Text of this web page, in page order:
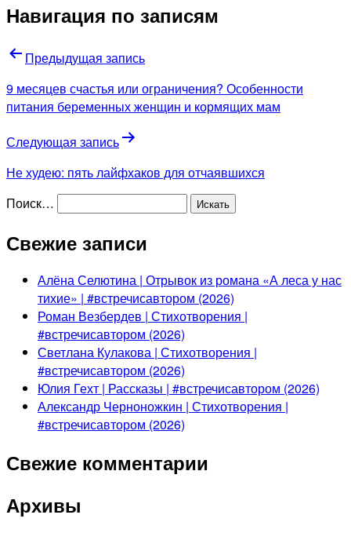
Навигация по записям
Предыдущая запись
9 месяцев счастья или ограничения? Особенности
питания беременных женщин и кормящих мам
Следующая запись
Не худею: пять лайфхаков для отчаявшихся
Поиск…
Свежие записи
Алёна Селютина | Отрывок из романа «А леса у нас
тихие» | #встречисавтором (2026)
Роман Везбердев | Стихотворения |
#встречисавтором (2026)
Светлана Кулакова | Стихотворения |
#встречисавтором (2026)
Юлия Гехт | Рассказы | #встречисавтором (2026)
Александр Черноножкин | Стихотворения |
#встречисавтором (2026)
Свежие комментарии
Архивы